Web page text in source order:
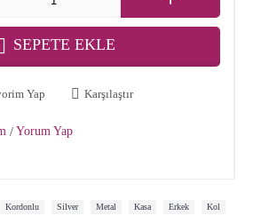
SEPETE EKLE
Yap Karşılaştır
/ Yorum Yap
Kordonlu Silver Metal Kasa Erkek Kol